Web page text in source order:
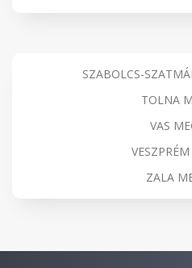
SZABOLCS-
TOLNA
VAS
ZALA